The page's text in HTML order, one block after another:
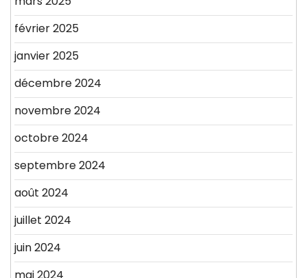
février 2025
janvier 2025
décembre 2024
novembre 2024
octobre 2024
septembre 2024
août 2024
juillet 2024
juin 2024
mai 2024